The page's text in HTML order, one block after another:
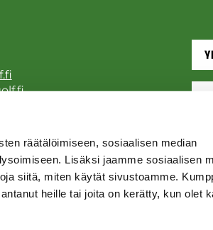
räätälöimiseen, sosiaalisen median
Lisäksi jaamme sosiaalisen
siitä, miten käytät sivustoamme.
heille tai joita on kerätty, kun olet